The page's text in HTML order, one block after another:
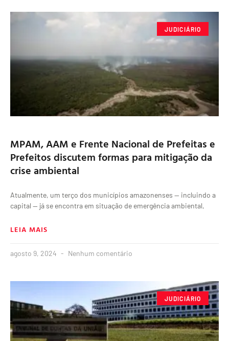
JUDICIÁRIO
MPAM, AAM e Frente Nacional de Prefeitas e
Prefeitos discutem formas para mitigação da
crise ambiental
Atualmente, um terço dos municípios amazonenses — incluindo a
capital — já se encontra em situação de emergência ambiental,
LEIA MAIS
agosto 9, 2024 Nenhum comentário
JUDICIÁRIO